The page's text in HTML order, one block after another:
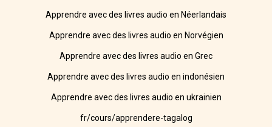
Apprendre avec des livres audio en Néerlandais
Apprendre avec des livres audio en Norvégien
Apprendre avec des livres audio en Grec
Apprendre avec des livres audio en indonésien
Apprendre avec des livres audio en ukrainien
fr/cours/apprendere-tagalog